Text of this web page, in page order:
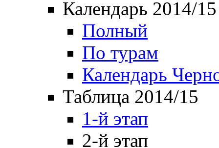
Календарь 2014/15
Полный
По турам
Календарь
Таблица 2014/15
1-й этап
2-й этап